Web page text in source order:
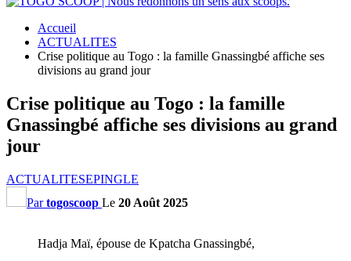
Accueil
ACTUALITES
Crise politique au Togo : la famille Gnassingbé affiche ses
divisions au grand jour
Crise politique au Togo : la famille
Gnassingbé affiche ses divisions au grand
jour
ACTUALITESEPINGLE
Partogoscoop Le 20 Août 2025
Hadja Maï, épouse de Kpatcha Gnassingbé,